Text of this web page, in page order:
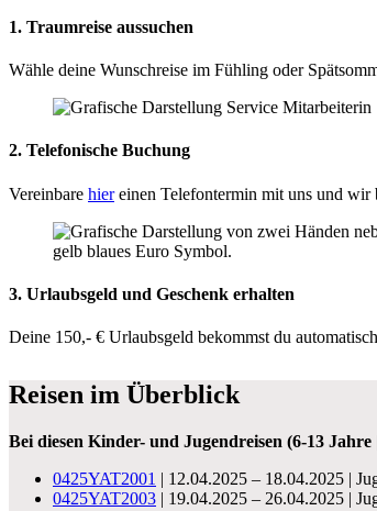
1. Traumreise aussuchen
Wähle deine Wunschreise im Fühling oder
2. Telefonische Buchung
Vereinbare hiereinen Telefontermin mit uns und wir
3. Urlaubsgeld und Geschenk erhalten
Deine 150,- € Urlaubsgeld bekommst du
Reisen im Überblick
Bei diesen Kinder- und Jugendreisen (6-13
0425YAT2001 | 12.04.2025 – 18.04.2025 |
0425YAT2003 | 19.04.2025 – 26.04.2025 |